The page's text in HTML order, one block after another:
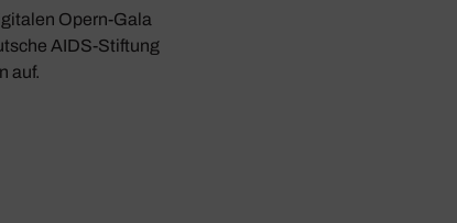
Opern-Gala
AIDS-Stiftung
auf.